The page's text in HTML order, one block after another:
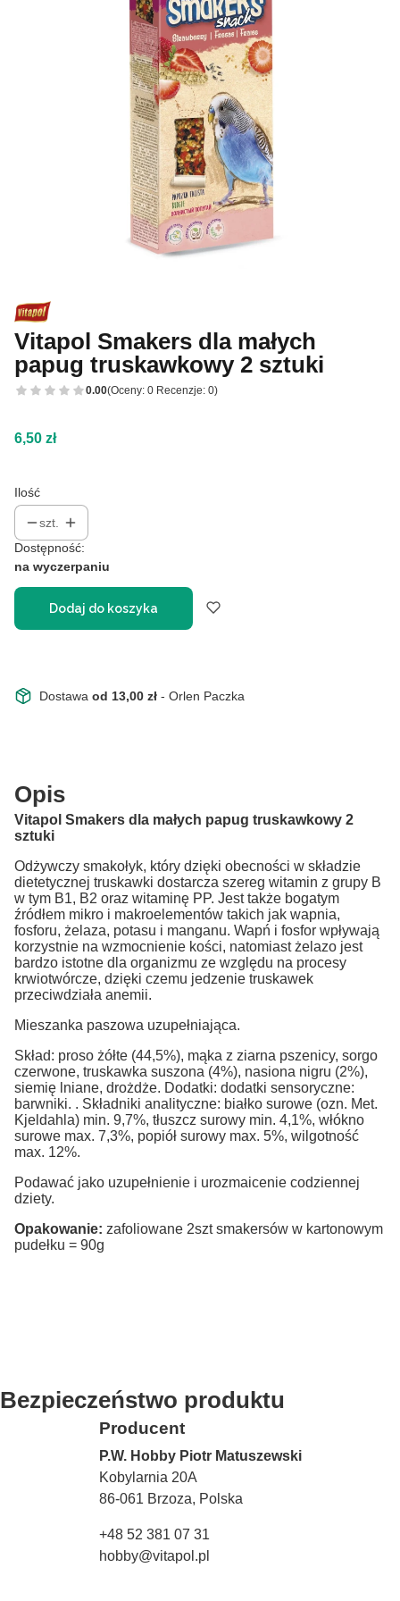
Vitapol Smakers dla małych
papug truskawkowy 2 sztuki
0.00(Oceny: 0 Recenzje: 0)
Cena
6,50 zł
Ilość
szt.
Dostępność:
na wyczerpaniu
Dodaj do koszyka
Dostawa od 13,00 zł - Orlen Paczka
Opis
Vitapol Smakers dla małych papug truskawkowy 2
sztuki
Odżywczy smakołyk, który dzięki obecności w składzie
dietetycznej truskawki dostarcza szereg witamin z grupy B
w tym B1, B2 oraz witaminę PP. Jest także bogatym
źródłem mikro i makroelementów takich jak wapnia,
fosforu, żelaza, potasu i manganu. Wapń i fosfor wpływają
korzystnie na wzmocnienie kości, natomiast żelazo jest
bardzo istotne dla organizmu ze względu na procesy
krwiotwórcze, dzięki czemu jedzenie truskawek
przeciwdziała anemii.
Mieszanka paszowa uzupełniająca.
Skład: proso żółte (44,5%), mąka z ziarna pszenicy, sorgo
czerwone, truskawka suszona (4%), nasiona nigru (2%),
siemię lniane, drożdże. Dodatki: dodatki sensoryczne:
barwniki. . Składniki analityczne: białko surowe (ozn. Met.
Kjeldahla) min. 9,7%, tłuszcz surowy min. 4,1%, włókno
surowe max. 7,3%, popiół surowy max. 5%, wilgotność
max. 12%.
Podawać jako uzupełnienie i urozmaicenie codziennej
dziety.
Opakowanie: zafoliowane 2szt smakersów w kartonowym
pudełku = 90g
Bezpieczeństwo produktu
Producent
P.W. Hobby Piotr Matuszewski
Kobylarnia 20A
86-061 Brzoza, Polska
+48 52 381 07 31
hobby@vitapol.pl